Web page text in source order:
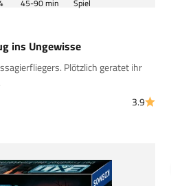
45-90 min Spiel
ins Ungewisse
Plötzlich geratet ihr
3.9